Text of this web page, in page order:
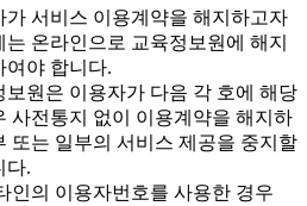
서비스 이용계약을 해지하고자
는 온라인으로 교육정보원에 해지
여야 합니다.
원은 이용자가 다음 각 호에 해당
사전통지 없이 이용계약을 해지하
또는 일부의 서비스 제공을 중지할
다.
인의 이용자번호를 사용한 경우